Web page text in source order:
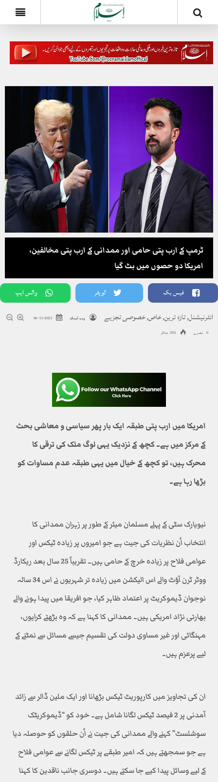
ٹرمپ کے ارب پتی حامی اور ممدانی کے ارب پتی مخالفین،
امریکا دو حصوں میں بٹ گیا
فیس بک ٹویٹر واٹس ایپ
انٹرنیشنل,تازہ ترین,خاص,خصوصی تجزیے ویب ڈیسک 2025-11-06
0 تبصرے 305 مناظر
امریکا میں ارب پتی طبقہ ایک بار پھر سیاسی و معاشی بحث
کے مرکز میں ہے۔ کچھ کے نزدیک یہی لوگ ملک کی ترقی کا
محرک ہیں، تو کچھ کے خیال میں یہی طبقہ عدم مساوات کو
بڑھا رہا ہے۔
نیویارک سٹی کے پہلے مسلمان میئر کے طور پر زہران ممدانی کا
انتخاب اُن نظریات کی جیت ہے جو امیروں پر زیادہ ٹیکس اور
عوامی فلاح پر زیادہ خرچ کے حامی ہیں۔ تقریباً 25 سال بعد ریکارڈ
ووٹر ٹرن آؤٹ والے اس الیکشن میں زیادہ تر شہریوں نے اس 34 سالہ
نوجوان ڈیموکریٹ پر اعتماد ظاہر کیا، جو افریقا میں پیدا ہونے والے
بھارتی نژاد امریکی ہیں۔ ممدانی کا کہنا ہے کہ وہ بڑھتے کرایوں،
مہنگائی اور غیر مساوی دولت کی تقسیم جیسے مسائل سے نمٹنے کے
لیے پرعزم ہیں۔
ان کی تجاویز میں کارپوریٹ ٹیکس بڑھانا اور ایک ملین ڈالر سے زائد
آمدنی پر 2 فیصد ٹیکس لگانا شامل ہے۔ خود کو “ڈیموکریٹک
سوشلسٹ” کہنے والے ممدانی کی جیت نے اُن حلقوں کو حوصلہ دیا
ہے جو سمجھتے ہیں کہ امیر طبقے پر ٹیکس لگانے سے عوامی فلاح
کے لیے وسائل پیدا کیے جا سکتے ہیں۔ دوسری جانب ناقدین کا کہنا